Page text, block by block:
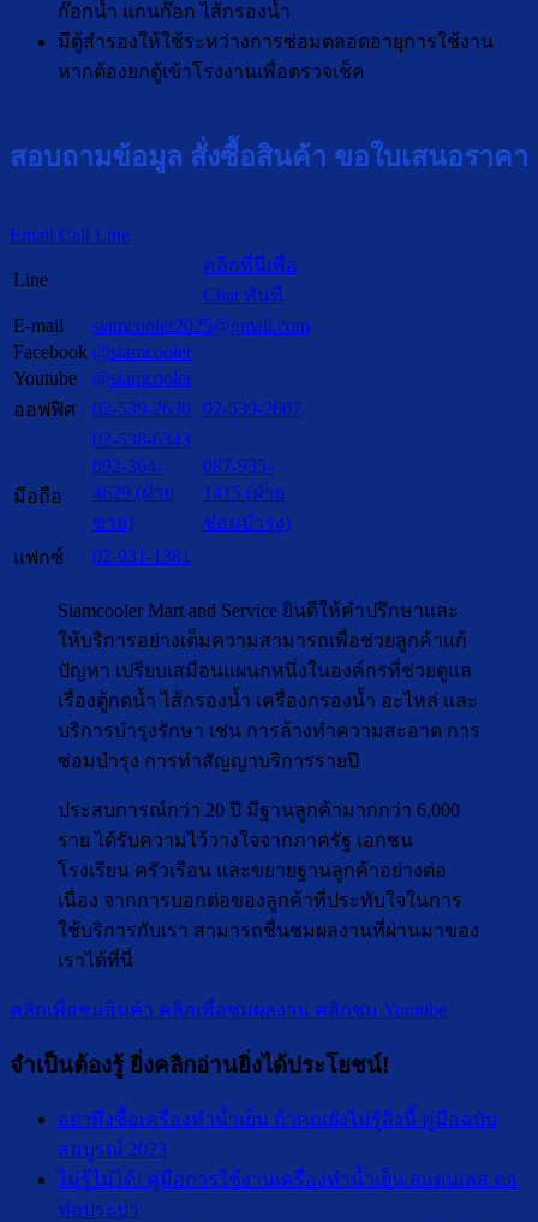
ก๊อกน้ำ แกนก๊อก ไส้กรองน้ำ
มีตู้สำรองให้ใช้ระหว่างการซ่อมตลอดอายุการใช้งาน
หากต้องยกตู้เข้าโรงงานเพื่อตรวจเช็ค
สอบถามข้อมูล สั่งซื้อสินค้า ขอใบเสนอราคา
Email Call Line
Line
คลิกที่นี่เพื่อ
Chat ทันที
E-mail
siamcooler2025@gmail.com
Facebook @siamcooler
Youtube
@siamcooler
ออฟฟิศ
02-539-2630 02-539-2607
02-538-6343
มือถือ
092-364-
4629 (ฝ่าย
ขาย)
087-935-
1415 (ฝ่าย
ซ่อมบำรุง)
แฟกซ์
02-931-1381
Siamcooler Mart and Service ยินดีให้คำปรึกษาและ
ให้บริการอย่างเต็มความสามารถเพื่อช่วยลูกค้าแก้
ปัญหา เปรียบเสมือนแผนกหนึ่งในองค์กรที่ช่วยดูแล
เรื่องตู้กดน้ำ ไส้กรองน้ำ เครื่องกรองน้ำ อะไหล่ และ
บริการบำรุงรักษา เช่น การล้างทำความสะอาด การ
ซ่อมบำรุง การทำสัญญาบริการรายปี
ประสบการณ์กว่า 20 ปี มีฐานลูกค้ามากกว่า 6,000
ราย ได้รับความไว้วางใจจากภาครัฐ เอกชน
โรงเรียน ครัวเรือน และขยายฐานลูกค้าอย่างต่อ
เนื่อง จากการบอกต่อของลูกค้าที่ประทับใจในการ
ใช้บริการกับเรา สามารถชื่นชมผลงานที่ผ่านมาของ
เราได้ที่นี่
คลิกเพื่อชมสินค้า คลิกเพื่อชมผลงาน คลิกชม Youtube
จำเป็นต้องรู้ ยิ่งคลิกอ่านยิ่งได้ประโยชน์!
อย่าพึ่งซื้อเครื่องทำน้ำเย็น ถ้าคุณยังไม่รู้สิ่งนี้ คู่มือฉบับ
สมบูรณ์ 2023
ไม่รู้ไม่ได้! คู่มือการใช้งานเครื่องทำน้ำเย็น สแตนเลส ต่อ
ท่อประปา